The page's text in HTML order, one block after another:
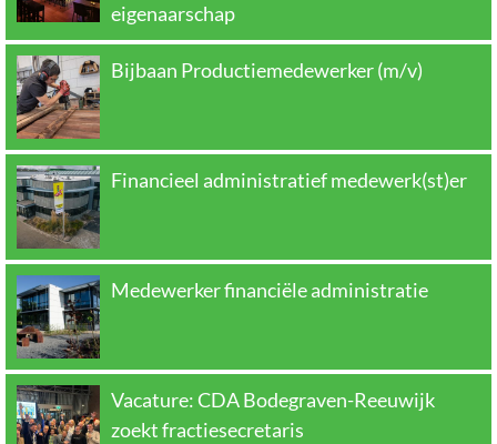
eigenaarschap
Bijbaan Productiemedewerker (m/v)
Financieel administratief medewerk(st)er
Medewerker financiële administratie
Vacature: CDA Bodegraven-Reeuwijk
zoekt fractiesecretaris